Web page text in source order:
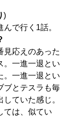
)
で行く1話。
応えのあった
。一進一退とい
。一進一退とい
ブとテスラも毎
ていた感じ。
ては、似てい